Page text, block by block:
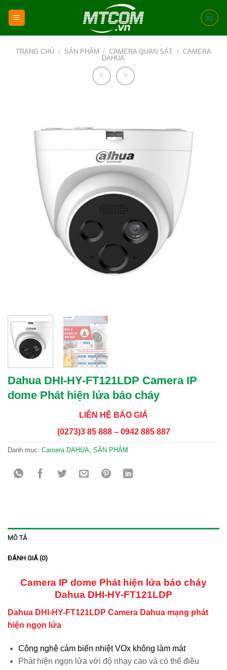
TRANG CHỦ / SẢN PHẨM / CAMERA QUAN SÁT / CAMERA
DAHUA
Dahua DHI-HY-FT121LDP Camera IP
dome Phát hiện lửa báo cháy
LIÊN HỆ BÁO GIÁ
(0273)3 85 888 – 0942 885 887
Danh mục: Camera DAHUA, SẢN PHẨM
MÔ TẢ
ĐÁNH GIÁ (0)
Camera IP dome Phát hiện lửa báo cháy
Dahua DHI-HY-FT121LDP
Dahua DHI-HY-FT121LDP Camera Dahua mạng phát
hiện ngọn lửa
Công nghệ cảm biến nhiệt VOx không làm mát
Phát hiện ngọn lửa với độ nhạy cao và có thể điều